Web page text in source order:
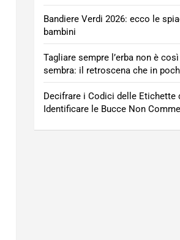
Bandiere Verdi 2026: ecco le
bambini
Tagliare sempre l’erba non è
sembra: il retroscena che in
Decifrare i Codici delle Etichette
Identificare le Bucce Non